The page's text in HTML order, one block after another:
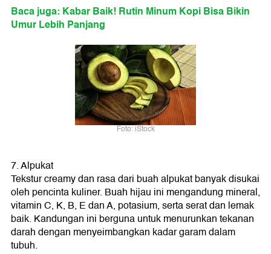
Baca juga: Kabar Baik! Rutin Minum Kopi Bisa Bikin
Umur Lebih Panjang
Foto: iStock
7. Alpukat
Tekstur creamy dan rasa dari buah alpukat banyak disukai
oleh pencinta kuliner. Buah hijau ini mengandung mineral,
vitamin C, K, B, E dan A, potasium, serta serat dan lemak
baik. Kandungan ini berguna untuk menurunkan tekanan
darah dengan menyeimbangkan kadar garam dalam
tubuh.